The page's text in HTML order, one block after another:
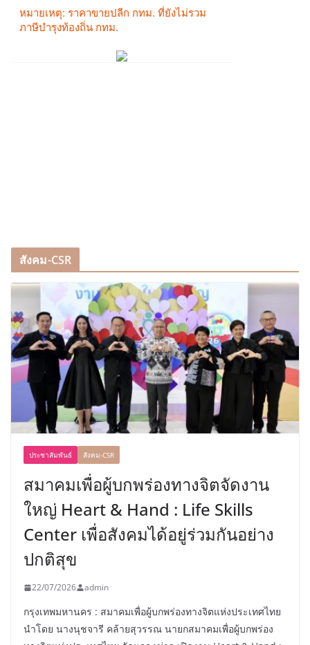
สังคม-CSR
ประชาสัมพันธ์ สังคม-CSR
สมาคมเพื่อผู้บกพร่องทางจิตจัดงาน
ใหญ่ Heart & Hand : Life Skills
Center เพื่อสังคมได้อยู่ร่วมกันอย่าง
ปกติสุข
22/07/2026 admin
กรุงเทพมหานคร : สมาคมเพื่อผู้บกพร่องทางจิตแห่งประเทศไทย
นำโดย นางนุชจารี คล้ายสุวรรณ นายกสมาคมเพื่อผู้บกพร่อง